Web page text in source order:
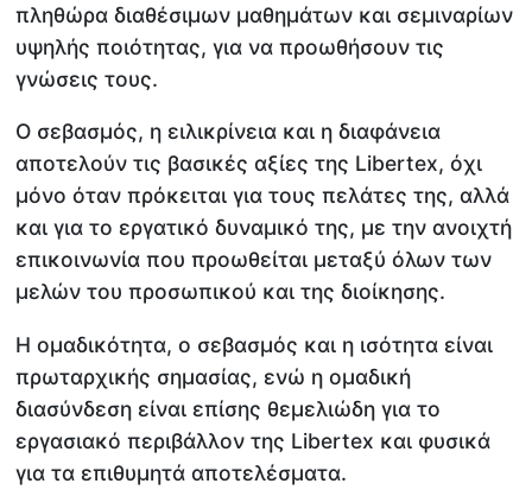
πληθώρα διαθέσιμων μαθημάτων και σεμιναρίων
υψηλής ποιότητας, για να προωθήσουν τις
γνώσεις τους.
Ο σεβασμός, η ειλικρίνεια και η διαφάνεια
αποτελούν τις βασικές αξίες της Libertex, όχι
μόνο όταν πρόκειται για τους πελάτες της, αλλά
και για το εργατικό δυναμικό της, με την ανοιχτή
επικοινωνία που προωθείται μεταξύ όλων των
μελών του προσωπικού και της διοίκησης.
Η ομαδικότητα, ο σεβασμός και η ισότητα είναι
πρωταρχικής σημασίας, ενώ η ομαδική
διασύνδεση είναι επίσης θεμελιώδη για το
εργασιακό περιβάλλον της Libertex και φυσικά
για τα επιθυμητά αποτελέσματα.